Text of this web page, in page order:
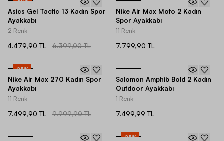
Asics Gel Tactic 13 Kadın Spor
Ayakkabı
2 Renk
4.479,90 TL 6.399,00 TL
Nike Air Max Moto 2 Kadın
Spor Ayakkabı
11 Renk
7.799,90 TL
-25%
Nike Air Max 270 Kadın Spor
Ayakkabı
11 Renk
7.499,90 TL 9.999,90 TL
Salomon Amphib Bold 2 Kadın
Outdoor Ayakkabı
1 Renk
7.499,99 TL
-25%